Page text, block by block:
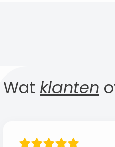
Wat klanten